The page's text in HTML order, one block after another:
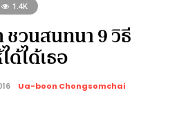
1.4K
วนสนทนา 9 วิธี
ด้ได้เธอ
Ua-boon Chongsomchai